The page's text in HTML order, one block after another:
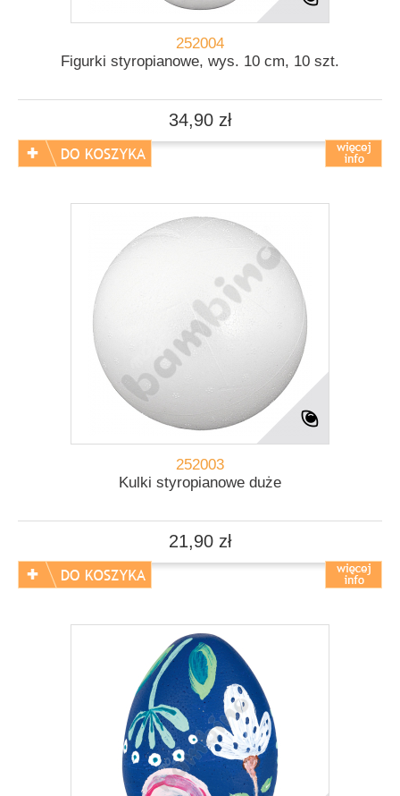
252004
Figurki styropianowe, wys. 10 cm, 10 szt.
34,90 zł
252003
Kulki styropianowe duże
21,90 zł